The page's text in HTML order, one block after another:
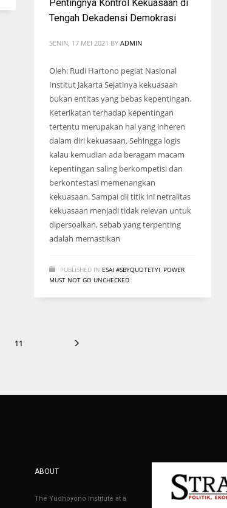
Pentingnya Kontrol Kekuasaan di
Tengah Dekadensi Demokrasi
SENIN, 17 MEI 2021 BY ADMIN
Oleh: Rudi Hartono pegiat Nasional
Institut Jakarta Sejatinya kekuasaan
bukan entitas yang bebas kepentingan.
Keterikatan terhadap kepentingan
tertentu merupakan hal yang inheren
dalam diri kekuasaan. Sehingga logis
kalau kemudian ada beragam macam
kepentingan saling berkompetisi dan
berkontestasi memenangkan
kekuasaan. Sampai dii titik ini netralitas
kekuasaan menjadi tidak relevan untuk
dipersoalkan, sebab yang terpenting
adalah memastikan
PUBLISHED IN ESAI #SBYQUOTETYI, POWER
MUST NOT GO UNCHECKED
11
ABOUT
The Yudhoyono Institute at a